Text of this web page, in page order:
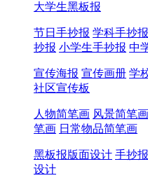
大学生黑板报
节日手抄报 学科手抄报
抄报 小学生手抄报 中
宣传海报 宣传画册 学
社区宣传板
人物简笔画 风景简笔画
笔画 日常物品简笔画
黑板报版面设计 手抄
设计